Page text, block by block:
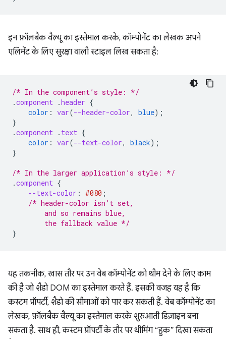
इन फ़ॉलबैक वैल्यू का इस्तेमाल करके, कॉम्पोनेंट का लेखक अपने
एलिमेंट के लिए सुरक्षा वाली स्टाइल लिख सकता है:
/* In the component’s style: */
.component .header {
color : var(--header-color, blue);
}
.component . text {
color : var(--text-color, black);
}
/* In the larger application’s style: */
.component {
--text-color : #080 ;
/* header-color isn’t set,
        and so remains blue,
        the fallback value */
}
यह तकनीक, खास तौर पर उन वेब कॉम्पोनेंट को थीम देने के लिए काम
की है जो शैडो DOM का इस्तेमाल करते हैं. इसकी वजह यह है कि
कस्टम प्रॉपर्टी, शैडो की सीमाओं को पार कर सकती हैं. वेब कॉम्पोनेंट का
लेखक, फ़ॉलबैक वैल्यू का इस्तेमाल करके शुरुआती डिज़ाइन बना
सकता है. साथ ही, कस्टम प्रॉपर्टी के तौर पर थीमिंग “हुक” दिखा सकता